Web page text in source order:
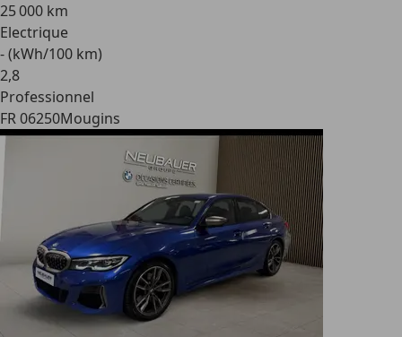
25 000 km
Electrique
- (kWh/100 km)
2,8
Professionnel
FR 06250Mougins